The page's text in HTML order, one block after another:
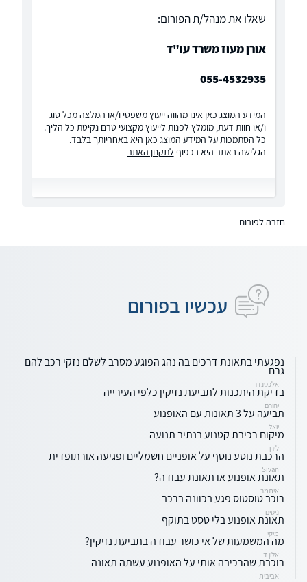
שאלו את מנהל/ת הפורום:
אורן מעוז משרד עו"ד
055-4532935
המידע המוצג כאן אינו מהווה ייעוץ משפטי ו/או המלצה מכל סוג
ו/או חוות דעת, מומלץ לפנות לייעוץ מקצועי טרם נקיטת כל הליך.
כל הסתמכות על המידע המוצג כאן היא באחריותך בלבד.
הגלישה באתר היא בכפוף לתקנון האתר
חזרה לפורום
עכשיו בפורום
נפגעתי בתאונת דרכים בה נהג הפוגע מסרב לשלם נזקי רכב להם
גרם
אלכסנדר
בדיקת היתכנות לתביעת נזיקין כלפי העירייה
יהורם
תביעה על 3 תאונות עם האופנוע
יואל
מיקום רכיבת קטנוע בנתיב תנועה
לירן
הרכבת נוסע נוסף על אופניים חשמליים ופגיעה אורתופדית
Sivan
תאונת אופנוע או תאונת עבודה?
איתמר
רוכב טוסטוס פגע בכוונה ברכב
ניסים
תאונת אופנוע בלי טסט בתוקף
מיקי
מה המשמעות של אי כושר עבודה בתביעת נזיקין?
אלון ד
רוכבת שהרכיבה אותי על האופנוע עשתה תאונה
אביבית